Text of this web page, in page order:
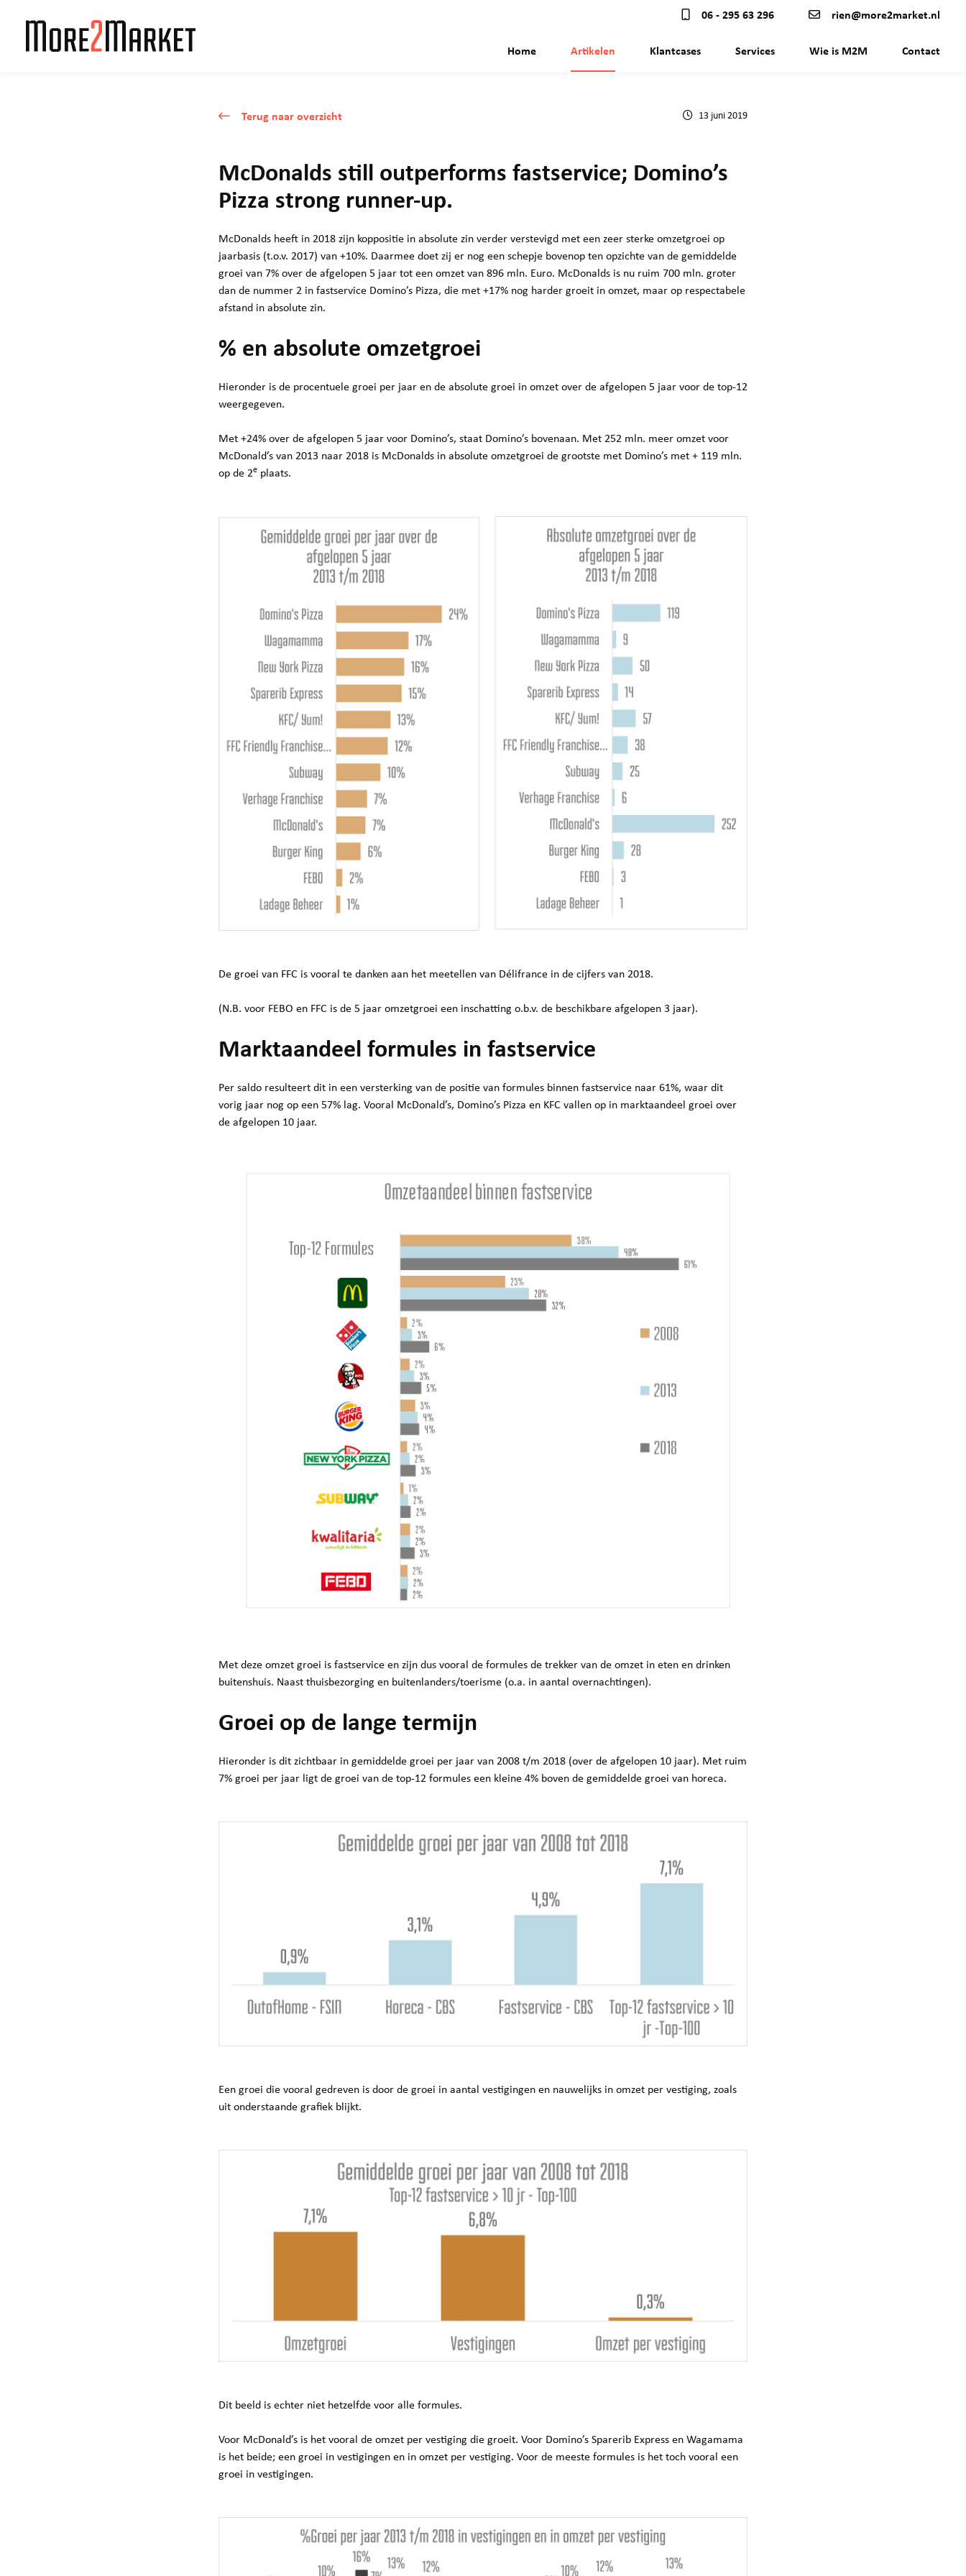
06 - 295 63 296 rien@more2market.nl
Home Artikelen Klantcases Services Wie is M2M Contact
Terug naar overzicht 13 juni 2019
McDonalds still outperforms fastservice; Domino’s
Pizza strong runner-up.
McDonalds heeft in 2018 zijn koppositie in absolute zin verder verstevigd met een zeer sterke omzetgroei op
jaarbasis (t.o.v. 2017) van +10%. Daarmee doet zij er nog een schepje bovenop ten opzichte van de gemiddelde
groei van 7% over de afgelopen 5 jaar tot een omzet van 896 mln. Euro. McDonalds is nu ruim 700 mln. groter
dan de nummer 2 in fastservice Domino’s Pizza, die met +17% nog harder groeit in omzet, maar op respectabele
afstand in absolute zin.
% en absolute omzetgroei
Hieronder is de procentuele groei per jaar en de absolute groei in omzet over de afgelopen 5 jaar voor de top-12
weergegeven.
Met +24% over de afgelopen 5 jaar voor Domino’s, staat Domino’s bovenaan. Met 252 mln. meer omzet voor
McDonald’s van 2013 naar 2018 is McDonalds in absolute omzetgroei de grootste met Domino’s met + 119 mln.
op de 2e plaats.
De groei van FFC is vooral te danken aan het meetellen van Délifrance in de cijfers van 2018.
(N.B. voor FEBO en FFC is de 5 jaar omzetgroei een inschatting o.b.v. de beschikbare afgelopen 3 jaar).
Marktaandeel formules in fastservice
Per saldo resulteert dit in een versterking van de positie van formules binnen fastservice naar 61%, waar dit
vorig jaar nog op een 57% lag. Vooral McDonald’s, Domino’s Pizza en KFC vallen op in marktaandeel groei over
de afgelopen 10 jaar.
Met deze omzet groei is fastservice en zijn dus vooral de formules de trekker van de omzet in eten en drinken
buitenshuis. Naast thuisbezorging en buitenlanders/toerisme (o.a. in aantal overnachtingen).
Groei op de lange termijn
Hieronder is dit zichtbaar in gemiddelde groei per jaar van 2008 t/m 2018 (over de afgelopen 10 jaar). Met ruim
7% groei per jaar ligt de groei van de top-12 formules een kleine 4% boven de gemiddelde groei van horeca.
Een groei die vooral gedreven is door de groei in aantal vestigingen en nauwelijks in omzet per vestiging, zoals
uit onderstaande grafiek blijkt.
Dit beeld is echter niet hetzelfde voor alle formules.
Voor McDonald’s is het vooral de omzet per vestiging die groeit. Voor Domino’s Sparerib Express en Wagamama
is het beide; een groei in vestigingen en in omzet per vestiging. Voor de meeste formules is het toch vooral een
groei in vestigingen.